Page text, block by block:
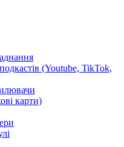
(Youtube, TikTok,
карти)